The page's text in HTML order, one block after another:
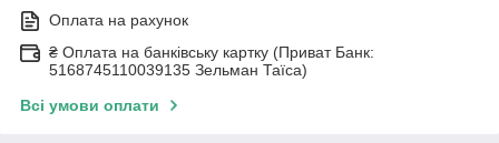
Оплата на рахунок
₴ Оплата на банківську картку (Приват Банк:
5168745110039135 Зельман Таїса)
Всі умови оплати